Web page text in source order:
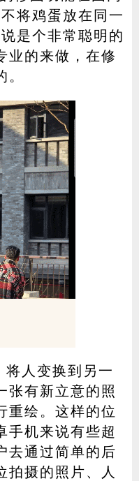
将鸡蛋放在同一
是个非常聪明的
业的来做，在修
将人变换到另一
张有新立意的照
重绘。这样的位
手机来说有些超
去通过简单的后
拍摄的照片、人